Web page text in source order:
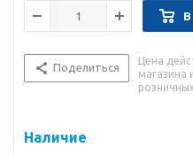
В
Поделиться
Цена
магазина
Наличие